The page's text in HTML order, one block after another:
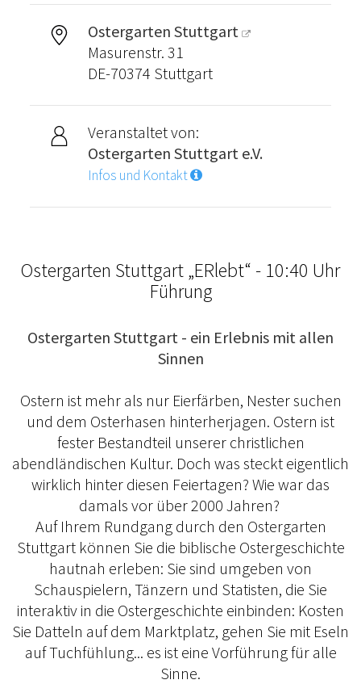
Ostergarten Stuttgart
Masurenstr. 31
DE-70374 Stuttgart
Veranstaltet von:
Ostergarten Stuttgart e.V.
Infos und Kontakt
Ostergarten Stuttgart „ERlebt“ - 10:40 Uhr
Führung
Ostergarten Stuttgart - ein Erlebnis mit allen
Sinnen
Ostern ist mehr als nur Eierfärben, Nester suchen
und dem Osterhasen hinterherjagen. Ostern ist
fester Bestandteil unserer christlichen
abendländischen Kultur. Doch was steckt eigentlich
wirklich hinter diesen Feiertagen? Wie war das
damals vor über 2000 Jahren?
Auf Ihrem Rundgang durch den Ostergarten
Stuttgart können Sie die biblische Ostergeschichte
hautnah erleben: Sie sind umgeben von
Schauspielern, Tänzern und Statisten, die Sie
interaktiv in die Ostergeschichte einbinden: Kosten
Sie Datteln auf dem Marktplatz, gehen Sie mit Eseln
auf Tuchfühlung... es ist eine Vorführung für alle
Sinne.